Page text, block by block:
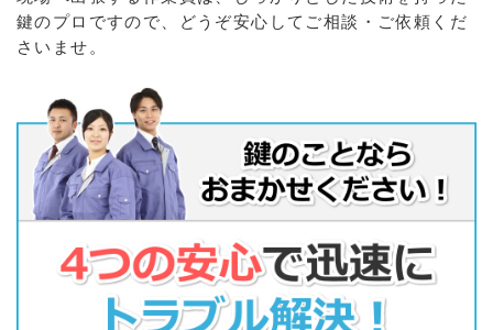
鍵のプロですので、どうぞ安心してご相談・ご依頼くだ
さいませ。